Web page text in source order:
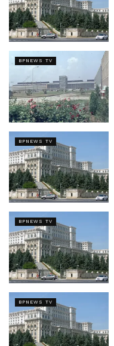
Tags: ninel peia
BPNEWS TV
BPNEWS TV
BPNEWS TV
BPNEWS TV